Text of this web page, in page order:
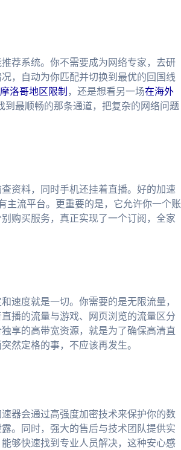
荐系统。你不需要成为网络专家，去研
，自动为你匹配并切换到最优的回国线
洛哥地区限制 ，还是想看另一场在海外
到最顺畅的那条通道，把复杂的网络问题
资料，同时手机还挂着直播。好的加速
主流平台。更重要的是，它允许你一个账
购买服务，真正实现了一个订阅，全家
速度就是一切。你需要的是无限流量，
播的流量与游戏、网页浏览的流量区分
享的高带宽资源，就是为了确保高清直
然定格的事，不应该再发生。
器会通过高强度加密技术来保护你的数
。同时，强大的售后与技术团队提供实
够快速找到专业人员解决，这种安心感